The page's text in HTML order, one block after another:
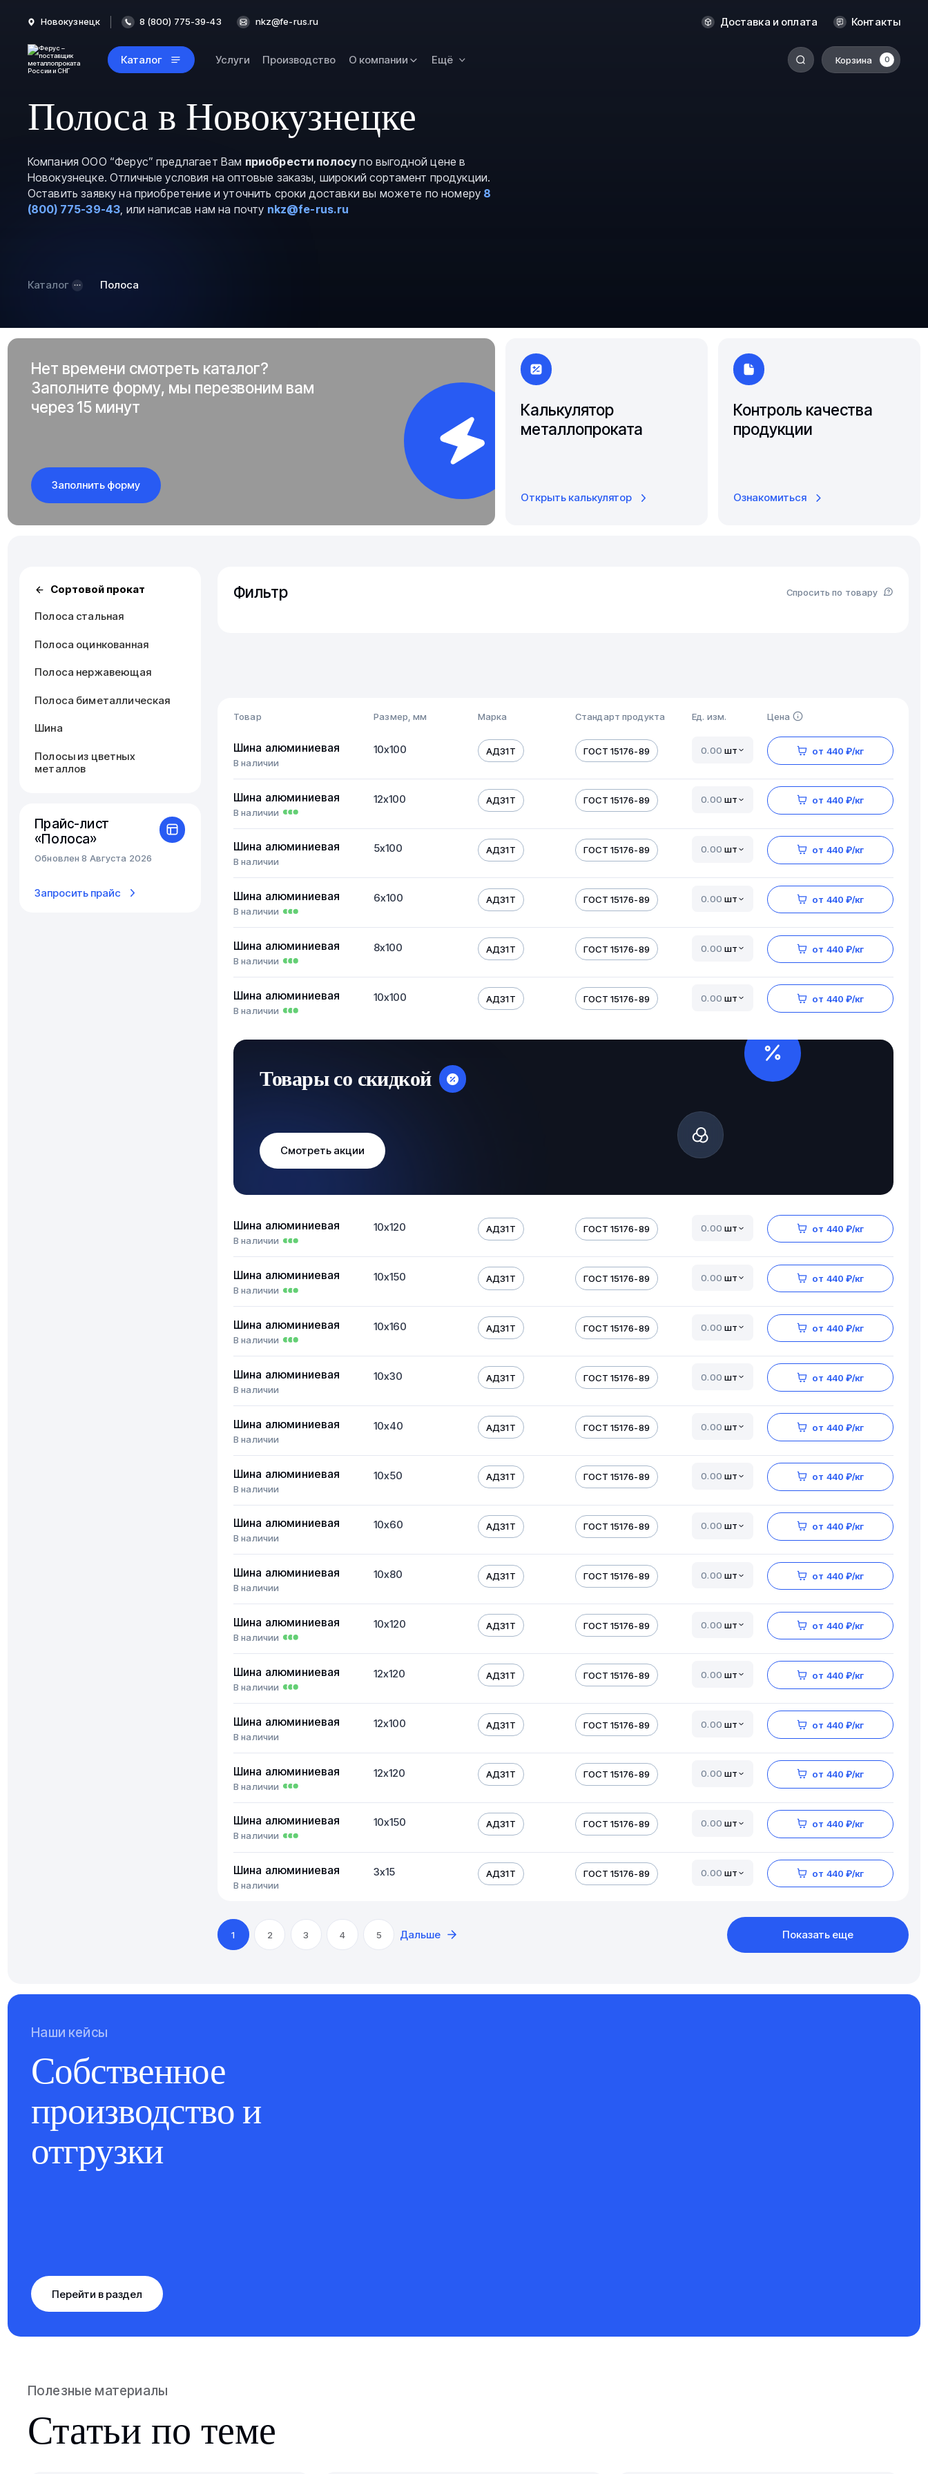
Новокузнецк 8 (800) 775-39-43 nkz@fe-rus.ru Доставка и оплата Контакты
Каталог Услуги Производство О компании Ещё Корзина 0
Оренбург
Ростов-на-Дону
Якутск
Ярославль
Полоса в Новокузнецке
Компания ООО “Ферус” предлагает Вам приобрести полосупо выгодной цене в
Новокузнецке. Отличные условия на оптовые заказы, широкий сортамент продукции.
Оставить заявку на приобретение и уточнить сроки доставки вы можете по номеру 8
(800) 775-39-43, или написав нам на почту nkz@fe-rus.ru
Каталог Полоса
Нет времени смотреть каталог?
Заполните форму, мы перезвоним вам
через 15 минут
Заполнить форму
Калькулятор
металлопроката
Открыть калькулятор
Контроль качества
продукции
Ознакомиться
Сортовой прокат
Полоса стальная
Полоса оцинкованная
Полоса нержавеющая
Полоса биметаллическая
Шина
Полосы из цветных
металлов
Прайс-лист
«Полоса»
Обновлен 8 Августа 2026
Запросить прайс
Фильтр Спросить по товару
Товар Размер, мм Марка Стандарт продукта Ед. изм. Цена
Шина алюминиевая
В наличии
10х100 АД31Т ГОСТ 15176-89 шт от 440 ₽/кг
Шина алюминиевая
В наличии
12х100 АД31Т ГОСТ 15176-89 шт от 440 ₽/кг
Шина алюминиевая
В наличии
5х100 АД31Т ГОСТ 15176-89 шт от 440 ₽/кг
Шина алюминиевая
В наличии
6х100 АД31Т ГОСТ 15176-89 шт от 440 ₽/кг
Шина алюминиевая
В наличии
8х100 АД31Т ГОСТ 15176-89 шт от 440 ₽/кг
Шина алюминиевая
В наличии
10х100 АД31Т ГОСТ 15176-89 шт от 440 ₽/кг
Товары со скидкой
Смотреть акции
Шина алюминиевая
В наличии
10х120 АД31Т ГОСТ 15176-89 шт от 440 ₽/кг
Шина алюминиевая
В наличии
10х150 АД31Т ГОСТ 15176-89 шт от 440 ₽/кг
Шина алюминиевая
В наличии
10х160 АД31Т ГОСТ 15176-89 шт от 440 ₽/кг
Шина алюминиевая
В наличии
10х30 АД31Т ГОСТ 15176-89 шт от 440 ₽/кг
Шина алюминиевая
В наличии
10х40 АД31Т ГОСТ 15176-89 шт от 440 ₽/кг
Шина алюминиевая
В наличии
10х50 АД31Т ГОСТ 15176-89 шт от 440 ₽/кг
Шина алюминиевая
В наличии
10х60 АД31Т ГОСТ 15176-89 шт от 440 ₽/кг
Шина алюминиевая
В наличии
10х80 АД31Т ГОСТ 15176-89 шт от 440 ₽/кг
Шина алюминиевая
В наличии
10х120 АД31Т ГОСТ 15176-89 шт от 440 ₽/кг
Шина алюминиевая
В наличии
12х120 АД31Т ГОСТ 15176-89 шт от 440 ₽/кг
Шина алюминиевая
В наличии
12х100 АД31Т ГОСТ 15176-89 шт от 440 ₽/кг
Шина алюминиевая
В наличии
12х120 АД31Т ГОСТ 15176-89 шт от 440 ₽/кг
Шина алюминиевая
В наличии
10х150 АД31Т ГОСТ 15176-89 шт от 440 ₽/кг
Шина алюминиевая
В наличии
3х15 АД31Т ГОСТ 15176-89 шт от 440 ₽/кг
1 2 3 4 5 Дальше Показать еще
Наши кейсы
Собственное
производство и
отгрузки
Перейти в раздел
Полезные материалы
Статьи по теме